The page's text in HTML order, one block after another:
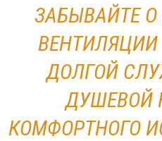
ЗАБЫВАЙТЕ
ДОЛГОЙ
ДУШЕВОЙ
КОМФОРТНОГО